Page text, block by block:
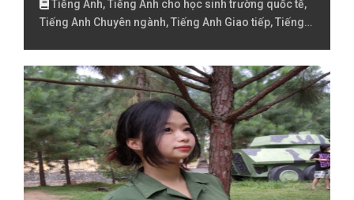
Tiếng Anh, Tiếng Anh cho học sinh trường quốc tế,
Tiếng Anh Chuyên ngành, Tiếng Anh Giao tiếp, Tiếng
Anh lóp 4, Tiếng Anh lớp 5, Tiếng Anh lớp 6, Tiếng Anh
lớp 7, Tiếng Anh lớp 8, Tiếng Anh lớp 9 , Tiếng Anh
online